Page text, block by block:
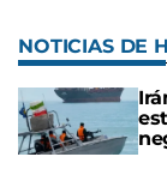
NOTICIAS DE